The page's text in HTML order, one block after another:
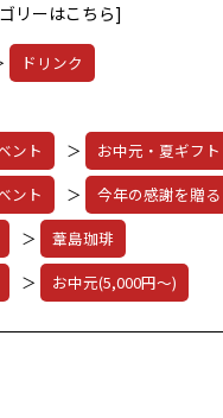
リーはこちら]
ドリンク
ント
＞
お中元・夏ギフト
ント
＞
今年の感謝を贈
＞
葦島珈琲
＞ お中元(5,000円～)